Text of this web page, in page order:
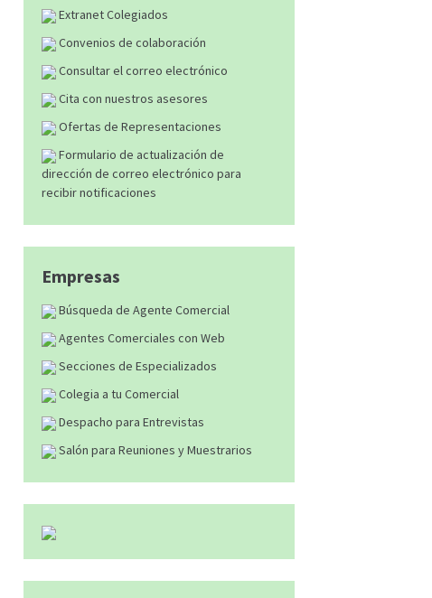
Extranet Colegiados
Convenios de colaboración
Consultar el correo electrónico
Cita con nuestros asesores
Ofertas de Representaciones
Formulario de actualización de
dirección de correo electrónico para
recibir notificaciones
Empresas
Búsqueda de Agente Comercial
Agentes Comerciales con Web
Secciones de Especializados
Colegia a tu Comercial
Despacho para Entrevistas
Salón para Reuniones y Muestrarios